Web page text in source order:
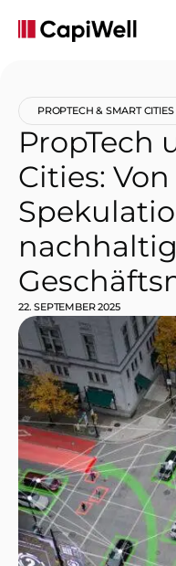
PROPTECH & SMART CITIES
PropTech
Cities:
22. SEPTEMBER 2025